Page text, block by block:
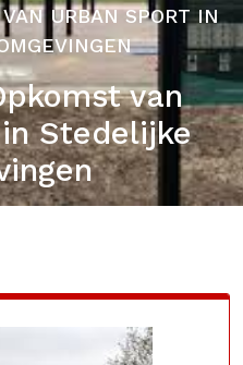
URBAN SPORT IN
van
Stedelijke